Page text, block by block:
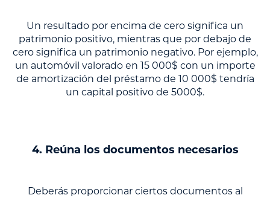
Un resultado por encima de cero significa un
patrimonio positivo, mientras que por debajo de
cero significa un patrimonio negativo. Por ejemplo,
un automóvil valorado en 15 000$ con un importe
de amortización del préstamo de 10 000$ tendría
un capital positivo de 5000$.
4. Reúna los documentos necesarios
Deberás proporcionar ciertos documentos al